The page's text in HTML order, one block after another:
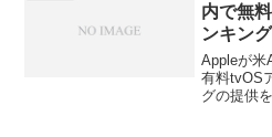
内で無
ンキン
Appleが米
有料tvOS
グの提供